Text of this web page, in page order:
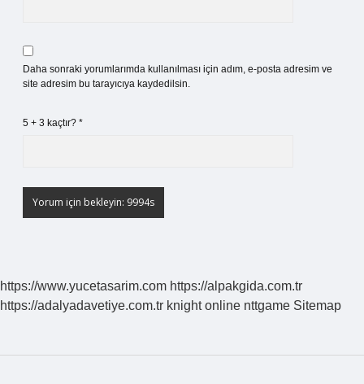
Daha sonraki yorumlarımda kullanılması için adım, e-posta adresim ve
site adresim bu tarayıcıya kaydedilsin.
5 + 3 kaçtır? *
https://www.yucetasarim.com https://alpakgida.com.tr
https://adalyadavetiye.com.tr knight online nttgame Sitemap